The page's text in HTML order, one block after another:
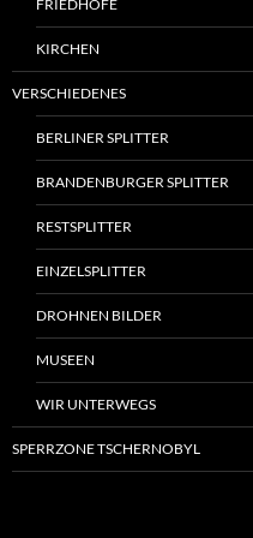
FRIEDHÖFE
KIRCHEN
VERSCHIEDENES
BERLINER SPLITTER
BRANDENBURGER SPLITTER
RESTSPLITTER
EINZELSPLITTER
DROHNEN BILDER
MUSEEN
WIR UNTERWEGS
SPERRZONE TSCHERNOBYL